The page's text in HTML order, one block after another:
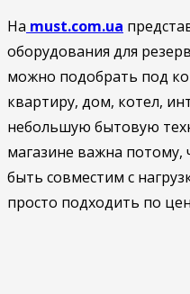
На must.com.ua
оборудования для
можно подобрать под
квартиру, дом, котел,
небольшую бытовую
магазине важна потому,
быть совместим с
просто подходить по